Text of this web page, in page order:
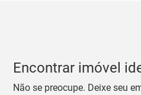
Encontrar imóvel
Não se preocupe. Deixe seu